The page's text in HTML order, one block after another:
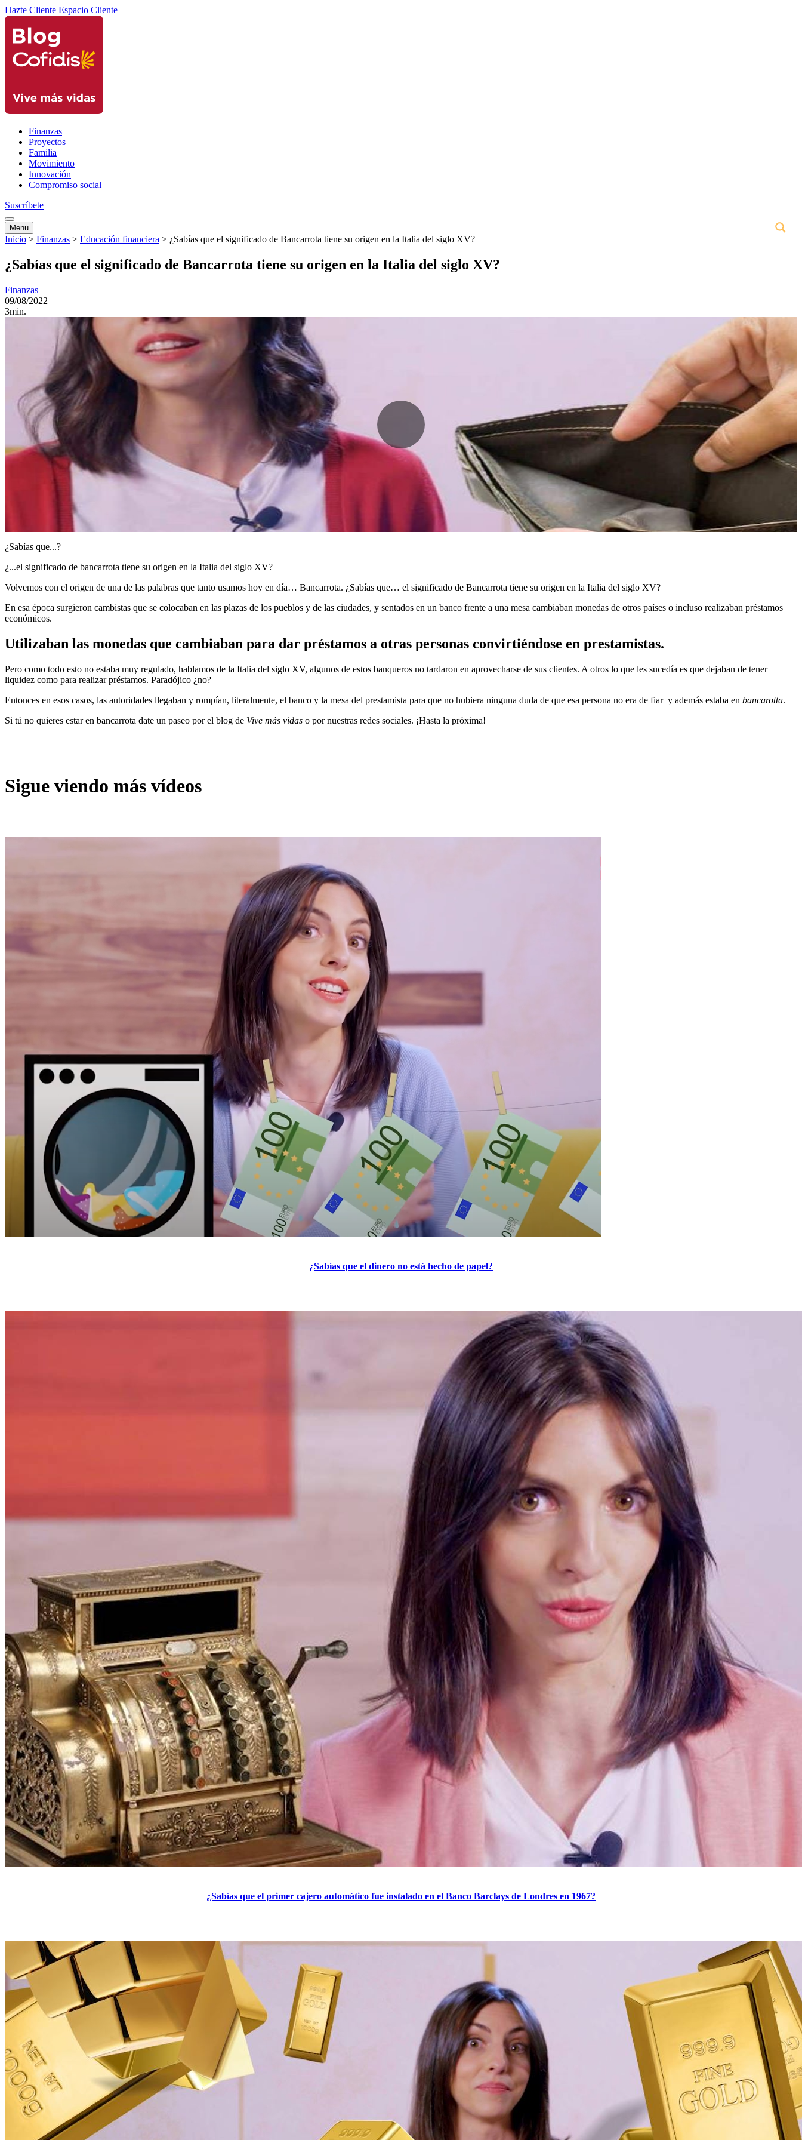
Hazte Cliente Espacio Cliente
Finanzas
Proyectos
Familia
Movimiento
Innovación
Compromiso social
Suscríbete
Menu
Inicio > Finanzas > Educación financiera > ¿Sabías que el significado de Bancarrota tiene su origen en la Italia del siglo XV?
¿Sabías que el significado de Bancarrota tiene su origen en la Italia del siglo XV?
Finanzas
09/08/2022
3min.
¿Sabías que...?
¿...el significado de bancarrota tiene su origen en la Italia del siglo XV?
Volvemos con el origen de una de las palabras que tanto usamos hoy en día… Bancarrota. ¿Sabías que… el significado de Bancarrota tiene su origen en la Italia del siglo XV?
En esa época surgieron cambistas que se colocaban en las plazas de los pueblos y de las ciudades, y sentados en un banco frente a una mesa cambiaban monedas de otros países o incluso realizaban préstamos
económicos.
Utilizaban las monedas que cambiaban para dar préstamos a otras personas convirtiéndose en prestamistas.
Pero como todo esto no estaba muy regulado, hablamos de la Italia del siglo XV, algunos de estos banqueros no tardaron en aprovecharse de sus clientes. A otros lo que les sucedía es que dejaban de tener
liquidez como para realizar préstamos. Paradójico ¿no?
Entonces en esos casos, las autoridades llegaban y rompían, literalmente, el banco y la mesa del prestamista para que no hubiera ninguna duda de que esa persona no era de fiar y además estaba en bancarotta.
Si tú no quieres estar en bancarrota date un paseo por el blog de Vive más vidas o por nuestras redes sociales. ¡Hasta la próxima!
Sigue viendo más vídeos
¿Sabías que el dinero no está hecho de papel?
¿Sabías que el primer cajero automático fue instalado en el Banco Barclays de Londres en 1967?